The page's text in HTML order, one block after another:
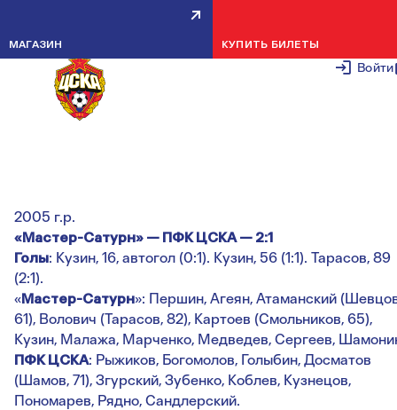
Войти
МАГАЗИН КУПИТЬ БИЛЕТЫ
ЮФЛ, 19-Й ТУР: ИТОГИ МАТЧЕЙ
ПРОТИВ МАСТЕР-САТУРН
2005 г.р.
«Мастер-Сатурн» — ПФК ЦСКА — 2:1
Голы: Кузин, 16, автогол (0:1). Кузин, 56 (1:1). Тарасов, 89
(2:1).
«Мастер-Сатурн»: Першин, Агеян, Атаманский
61), Волович (Тарасов, 82), Картоев (Смольников, 65),
Кузин, Малажа, Марченко, Медведев, Сергеев,
ПФК ЦСКА: Рыжиков, Богомолов, Голыбин, Досматов
(Шамов, 71), Згурский, Зубенко, Коблев, Кузнецов,
Пономарев, Рядно, Сандлерский.